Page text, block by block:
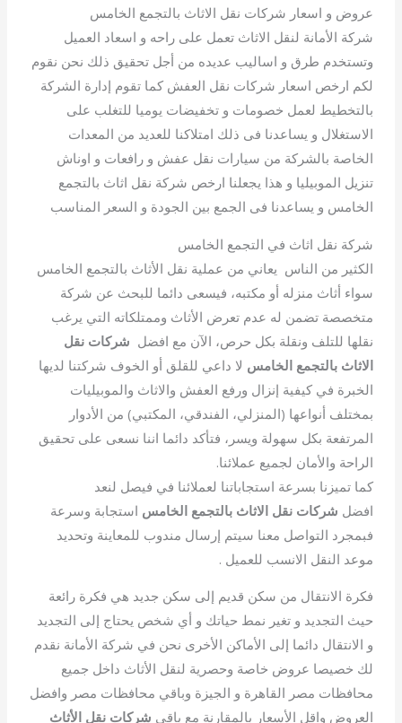
عروض و اسعار شركات نقل الاثاث بالتجمع الخامس
شركة الأمانة لنقل الاثاث تعمل على راحه و اسعاد العميل
وتستخدم طرق و اساليب عديده من أجل تحقيق ذلك نحن نقوم
لكم ارخص اسعار شركات نقل العفش كما تقوم إدارة الشركة
بالتخطيط لعمل خصومات و تخفيضات يوميا للتغلب على
الاستغلال و يساعدنا فى ذلك امتلاكنا للعديد من المعدات
الخاصة بالشركة من سيارات نقل عفش و رافعات و اوناش
تنزيل الموبيليا و هذا يجعلنا ارخص شركة نقل اثاث بالتجمع
الخامس و يساعدنا فى الجمع بين الجودة و السعر المناسب
شركة نقل اثاث في التجمع الخامس
الكثير من الناس يعاني من عملية نقل الأثاث بالتجمع الخامس
سواء أثاث منزله أو مكتبه، فيسعى دائما للبحث عن شركة
متخصصة تضمن له عدم تعرض الأثاث وممتلكاته التي يرغب
نقلها للتلف ونقلة بكل حرص، الآن مع افضل شركات نقل
الاثاث بالتجمع الخامس لا داعي للقلق أو الخوف شركتنا لديها
الخبرة في كيفية إنزال ورفع العفش والاثاث والموبيليات
بمختلف أنواعها (المنزلي، الفندقي، المكتبي) من الأدوار
المرتفعة بكل سهولة ويسر، فتأكد دائما اننا نسعى على تحقيق
الراحة والأمان لجميع عملائنا.
كما تميزنا بسرعة استجاباتنا لعملائنا في فيصل لنعد
افضل شركات نقل الاثاث بالتجمع الخامس استجابة وسرعة
فبمجرد التواصل معنا سيتم إرسال مندوب للمعاينة وتحديد
موعد النقل الانسب للعميل .
فكرة الانتقال من سكن قديم إلى سكن جديد هي فكرة رائعة
حيث التجديد و تغير نمط حياتك و أي شخص يحتاج إلى التجديد
و الانتقال دائما إلى الأماكن الأخرى نحن في شركة الأمانة نقدم
لك خصيصا عروض خاصة وحصرية لنقل الأثاث داخل جميع
محافظات مصر القاهرة و الجيزة وباقي محافظات مصر وافضل
العروض واقل الأسعار بالمقارنة مع باقي شركات نقل الأثاث